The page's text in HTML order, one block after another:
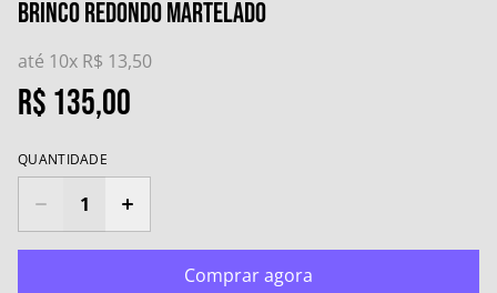
Brinco Redondo Martelado
até 10x R$ 13,50
R$ 135,00
QUANTIDADE
Comprar agora